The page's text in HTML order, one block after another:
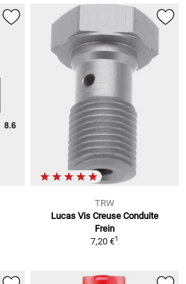
TRW
Lucas Vis Creuse Conduite
Frein
7,20 €1